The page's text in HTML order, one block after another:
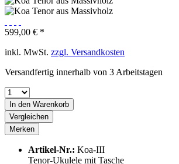
599,00 € *
inkl. MwSt. zzgl. Versandkosten
Versandfertig innerhalb von 3 Arbeitstagen
In den Warenkorb
Vergleichen
Merken
Artikel-Nr.: Koa-III
Tenor-Ukulele mit Tasche